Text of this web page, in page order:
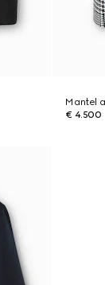
Mantel
€ 4.500